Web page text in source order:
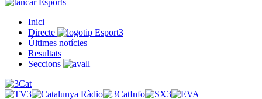
Esports
Inici
Directe
Últimes notícies
Resultats
Seccions